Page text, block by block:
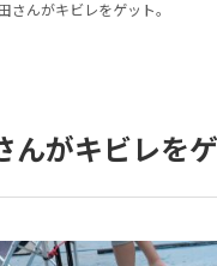
さんがキビレをゲット。
んがキビレを